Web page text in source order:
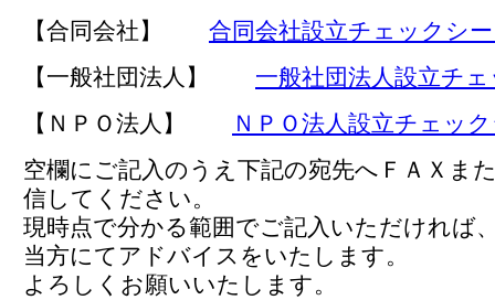
【合同会社】 合同会社設立チェックシ
【一般社団法人】 一般社団法人設立チ
【ＮＰＯ法人】
ＮＰＯ法人設立チェッ
空欄にご記入のうえ下記の宛先へＦＡＸま
信してください。
現時点で分かる範囲でご記入いただければ
当方にてアドバイスをいたします。
よろしくお願いいたします。